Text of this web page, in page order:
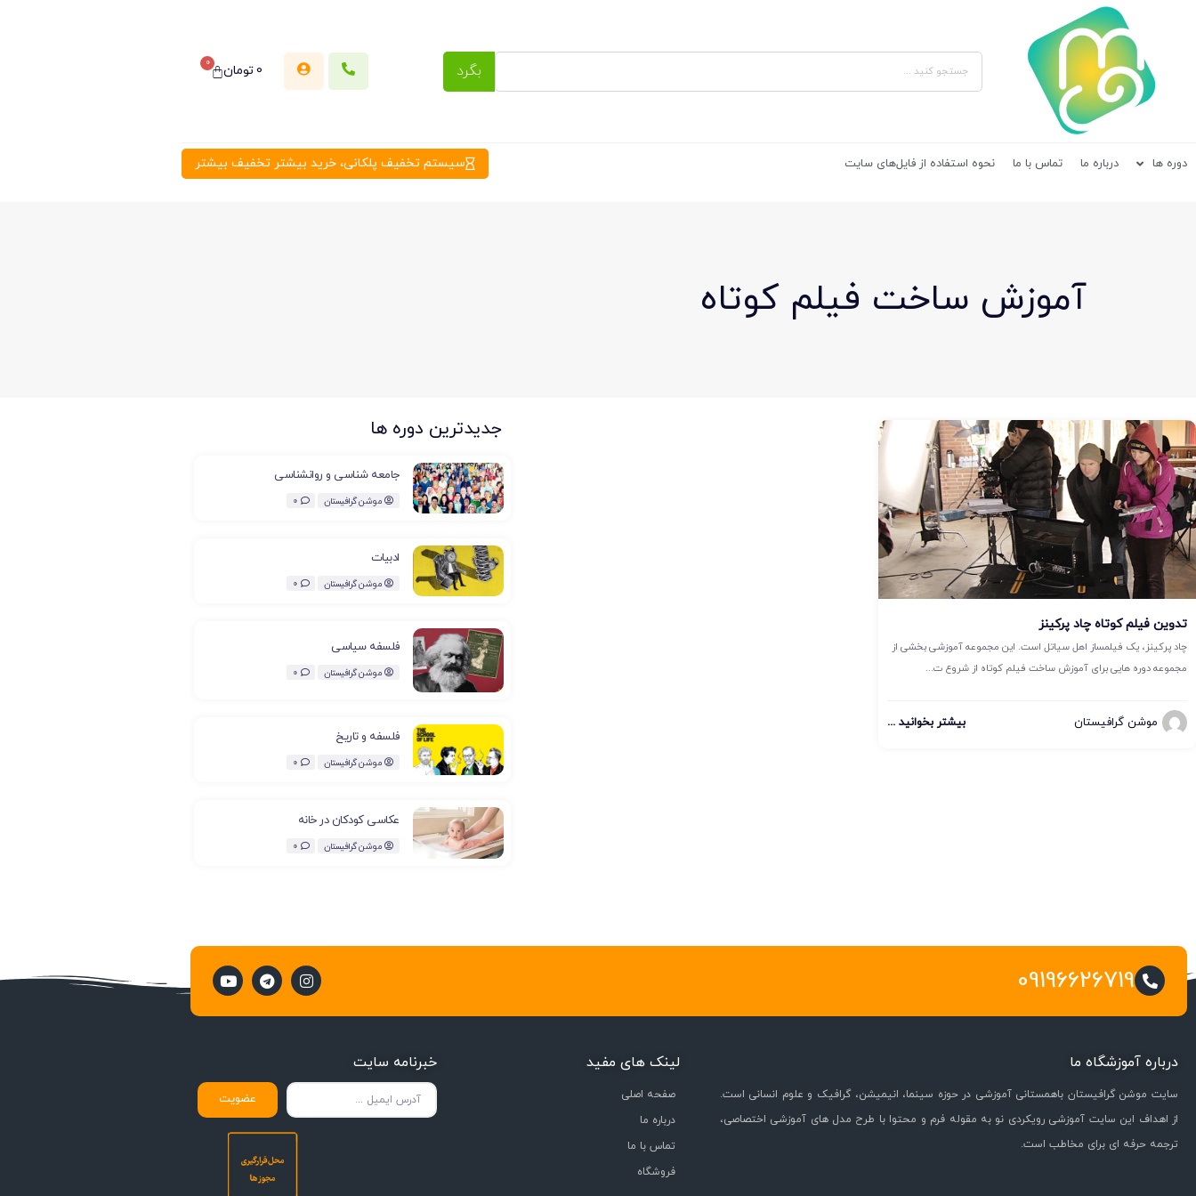
بگرد 0تومان 0
دوره ها درباره ما تماس با ما نحوه استفاده از فایل‌های سایت سیستم تخفیف پلکانی، خرید بیشتر تخفیف بیشتر
آموزش ساخت فیلم کوتاه
تدوین فیلم کوتاه چاد پرکینز
چاد پرکینز، یک فیلمساز اهل سیاتل است. این مجموعه آموزشی بخشی از
مجموعه دوره هایی برای آموزش ساخت فیلم کوتاه از شروع ت...
موشن گرافیستان بیشتر بخوانید ...
جدیدترین دوره ها
جامعه شناسی و روانشناسی
موشن گرافیستان 0
ادبیات
موشن گرافیستان 0
فلسفه سیاسی
موشن گرافیستان 0
فلسفه و تاریخ
موشن گرافیستان 0
عکاسی کودکان در خانه
موشن گرافیستان 0
09196626719
درباره آموزشگاه ما
سایت موشن گرافیستان باهمستانی آموزشی در حوزه سینما، انیمیشن، گرافیک و علوم انسانی است.
از اهداف این سایت آموزشی رویکردی نو به مقوله فرم و محتوا با طرح مدل های آموزشی اختصاصی،
ترجمه حرفه ای برای مخاطب است.
لینک های مفید
صفحه اصلی
درباره ما
تماس با ما
فروشگاه
خبرنامه سایت
عضویت